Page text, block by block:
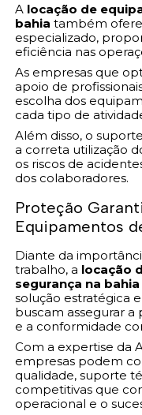
A locação de
bahia também
especializado,
eficiência nas
As empresas que
apoio de
escolha dos
cada tipo de
Além disso, o
a correta utilização
os riscos de
dos colaboradores.
Proteção
Equipamentos
Diante da
trabalho, a locação
segurança na bahia
solução estratégica
buscam assegurar
e a conformidade
Com a expertise da
empresas podem
qualidade, suporte
competitivas que
operacional e o